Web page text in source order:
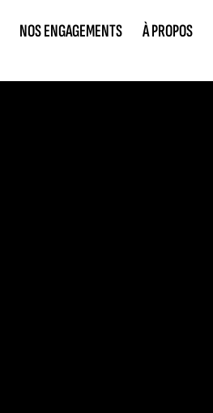
NOS ENGAGEMENTS À PROPOS